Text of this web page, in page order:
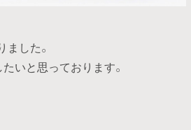
した。
いと思っております。